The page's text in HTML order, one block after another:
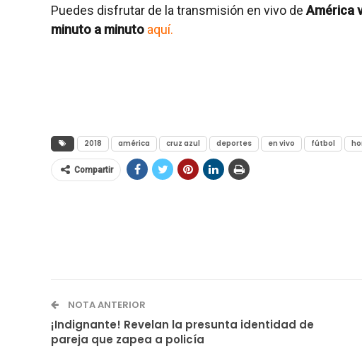
Puedes disfrutar de la transmisión en vivo de América
minuto a minuto aquí.
2018 américa cruz azul deportes en vivo fútbol
Compartir
NOTA ANTERIOR
¡Indignante! Revelan la presunta identidad de
pareja que zapea a policía